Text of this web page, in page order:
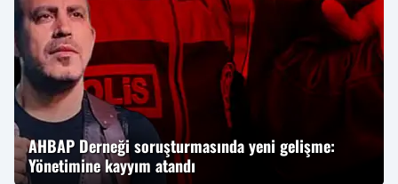
AHBAP Derneği soruşturmasında yeni gelişme:
Yönetimine kayyım atandı